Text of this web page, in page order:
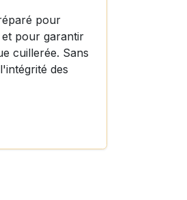
pour
et pour garantir
cuillerée. Sans
des